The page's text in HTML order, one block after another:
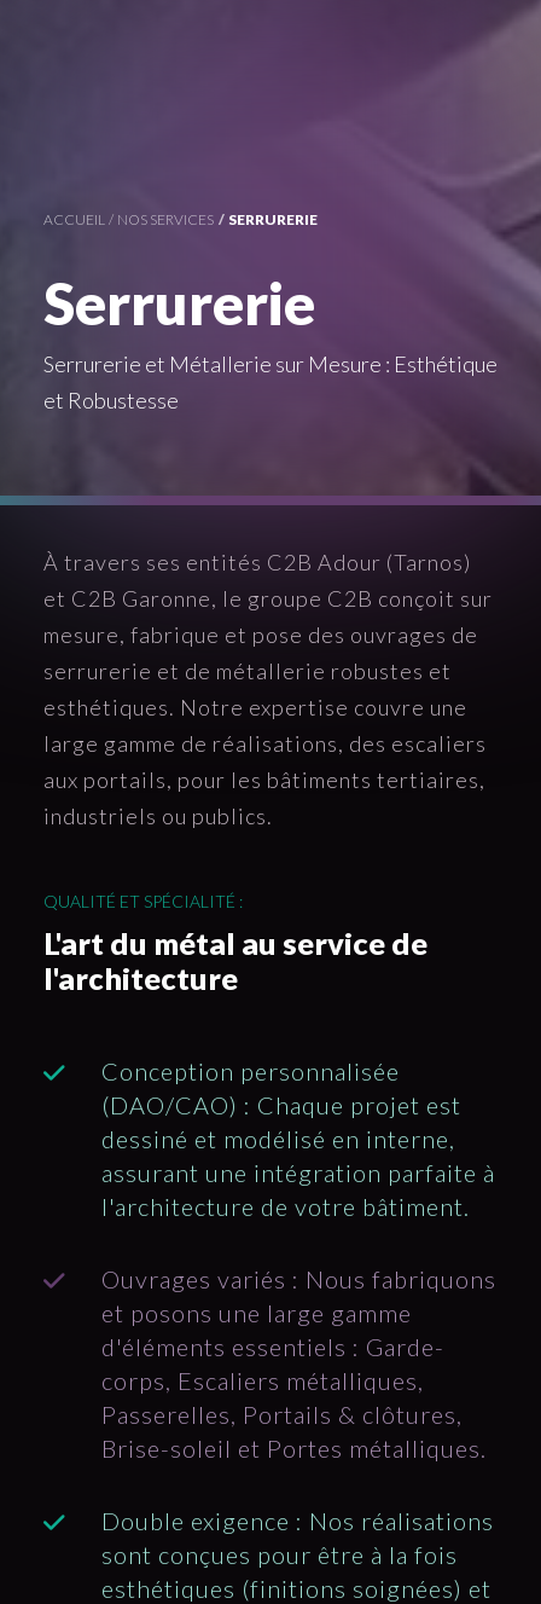
ACCUEIL NOS SERVICES SERRURERIE
Serrurerie
Serrurerie et Métallerie sur Mesure : Esthétique
et Robustesse
À travers ses entités C2B Adour (Tarnos)
et C2B Garonne, le groupe C2B conçoit sur
mesure, fabrique et pose des ouvrages de
serrurerie et de métallerie robustes et
esthétiques. Notre expertise couvre une
large gamme de réalisations, des escaliers
aux portails, pour les bâtiments tertiaires,
industriels ou publics.
QUALITÉ ET SPÉCIALITÉ :
L'art du métal au service de
l'architecture
Conception personnalisée
(DAO/CAO) : Chaque projet est
dessiné et modélisé en interne,
assurant une intégration parfaite à
l'architecture de votre bâtiment.
Ouvrages variés : Nous fabriquons
et posons une large gamme
d'éléments essentiels : Garde-
corps, Escaliers métalliques,
Passerelles, Portails & clôtures,
Brise-soleil et Portes métalliques.
Double exigence : Nos réalisations
sont conçues pour être à la fois
esthétiques (finitions soignées) et